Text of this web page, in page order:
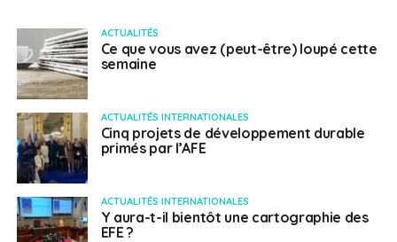
ACTUALITÉS
Ce que vous avez (peut-être) loupé cette
semaine
ACTUALITÉS INTERNATIONALES
Cinq projets de développement durable
primés par l’AFE
ACTUALITÉS INTERNATIONALES
Y aura-t-il bientôt une cartographie des
EFE ?